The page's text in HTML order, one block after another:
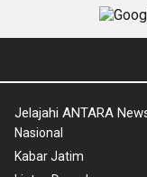
Jelajahi ANTARA
Nasional
Kabar Jatim